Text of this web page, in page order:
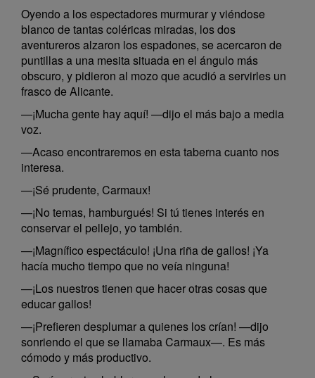
Oyendo a los espectadores murmurar y viéndose
blanco de tantas coléricas miradas, los dos
aventureros alzaron los espadones, se acercaron de
puntillas a una mesita situada en el ángulo más
obscuro, y pidieron al mozo que acudió a servirles un
frasco de Alicante.
—¡Mucha gente hay aquí! —dijo el más bajo a media
voz.
—Acaso encontraremos en esta taberna cuanto nos
interesa.
—¡Sé prudente, Carmaux!
—¡No temas, hamburgués! Si tú tienes interés en
conservar el pellejo, yo también.
—¡Magnífico espectáculo! ¡Una riña de gallos! ¡Ya
hacía mucho tiempo que no veía ninguna!
—¡Los nuestros tienen que hacer otras cosas que
educar gallos!
—¡Prefieren desplumar a quienes los crían! —dijo
sonriendo el que se llamaba Carmaux—. Es más
cómodo y más productivo.